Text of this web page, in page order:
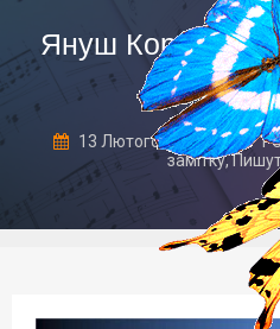
Януш Корчак:
13 Лютого, 2017 1
замітку,